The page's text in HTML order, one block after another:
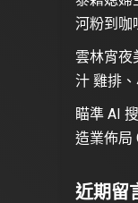
河粉到咖
雲林宵夜
汁 雞排
瞄準 AI
造業佈局
近期留